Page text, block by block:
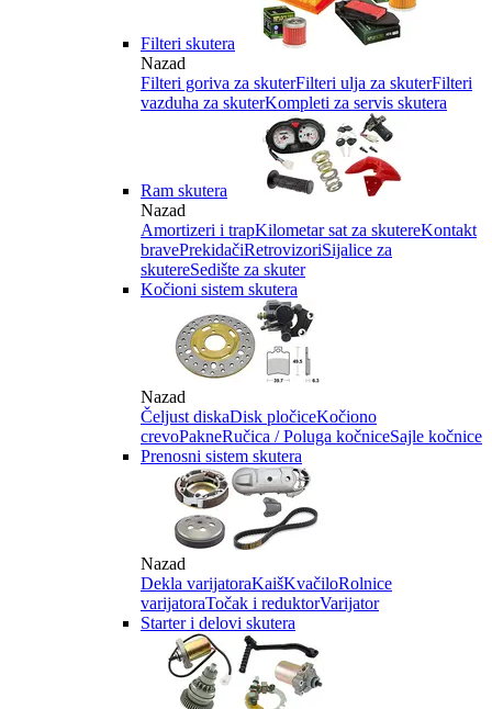
Filteri skutera
Nazad
Filteri goriva za skuterFilteri ulja za skuterFilteri
vazduha za skuterKompleti za servis skutera
Ram skutera
Nazad
Amortizeri i trapKilometar sat za skutereKontakt
bravePrekidačiRetrovizoriSijalice za
skutereSedište za skuter
Kočioni sistem skutera
Nazad
Čeljust diskaDisk pločiceKočiono
crevoPakneRučica / Poluga kočniceSajle kočnice
Prenosni sistem skutera
Nazad
Dekla varijatoraKaišKvačiloRolnice
varijatoraTočak i reduktorVarijator
Starter i delovi skutera